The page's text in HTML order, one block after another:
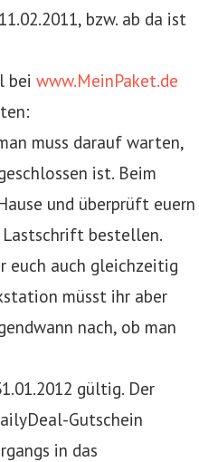
bzw. ab da ist
bei www.MeinPaket.de
muss darauf warten,
ist. Beim
und überprüft euern
Lastschrift bestellen.
euch auch gleichzeitig
müsst ihr aber
nach, ob man
gültig. Der
Gutschein
in das